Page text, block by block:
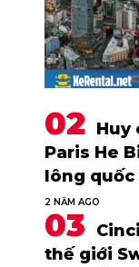
Huy
Paris He
lông quốc
2 NĂM AGO
thế giới